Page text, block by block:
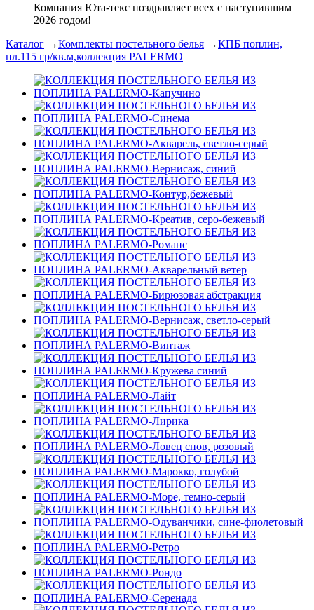
Компания Юта-текс поздравляет всех с наступившим
2026 годом!
Каталог →Комплекты постельного белья →КПБ поплин,
пл.115 гр/кв.м,коллекция PALERMO